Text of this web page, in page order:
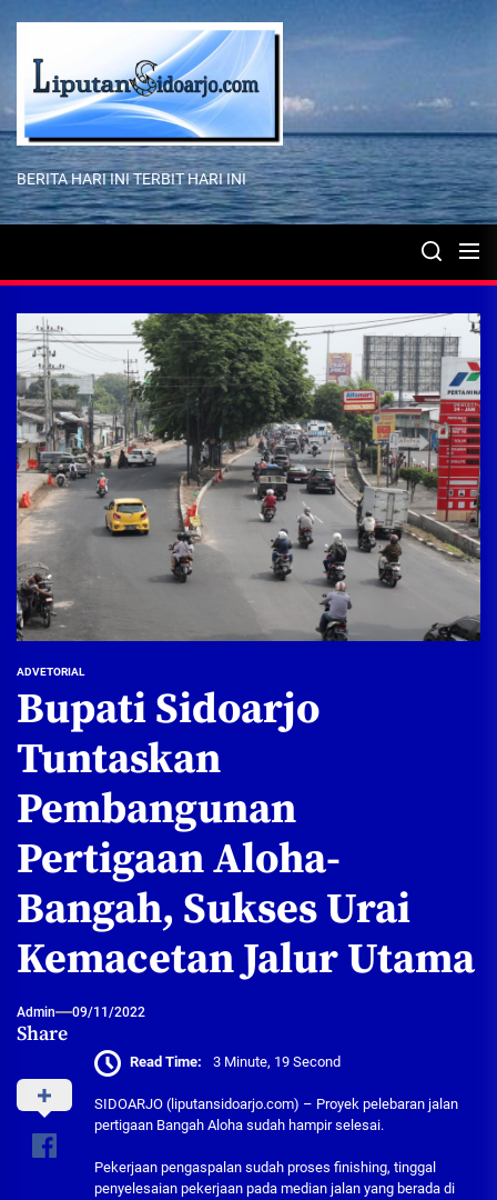
content
BERITA HARI INI TERBIT HARI INI
ADVETORIAL
Bupati Sidoarjo
Tuntaskan
Pembangunan
Pertigaan Aloha-
Bangah, Sukses Urai
Kemacetan Jalur Utama
Admin 09/11/2022
Share
Read Time: 3 Minute, 19 Second
SIDOARJO (liputansidoarjo.com) – Proyek pelebaran jalan
pertigaan Bangah Aloha sudah hampir selesai.
Pekerjaan pengaspalan sudah proses finishing, tinggal
penyelesaian pekerjaan pada median jalan yang berada di